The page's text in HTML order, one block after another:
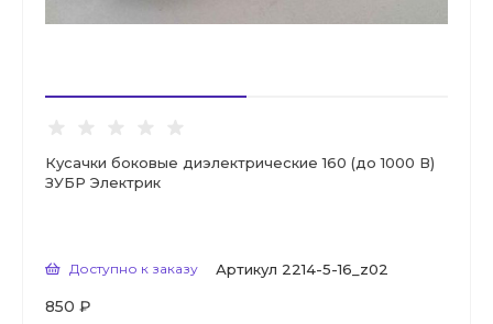
Кусачки боковые диэлектрические 160 (до 1000 В)
ЗУБР Электрик
Доступно к заказу Артикул 2214-5-16_z02
850 ₽